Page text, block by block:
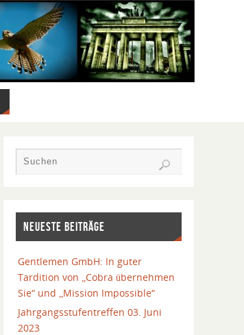
NEUESTE BEITRÄGE
Gentlemen GmbH: In guter
Tardition von „Cobra übernehmen
Sie“ und „Mission Impossible“
Jahrgangsstufentreffen 03. Juni
2023